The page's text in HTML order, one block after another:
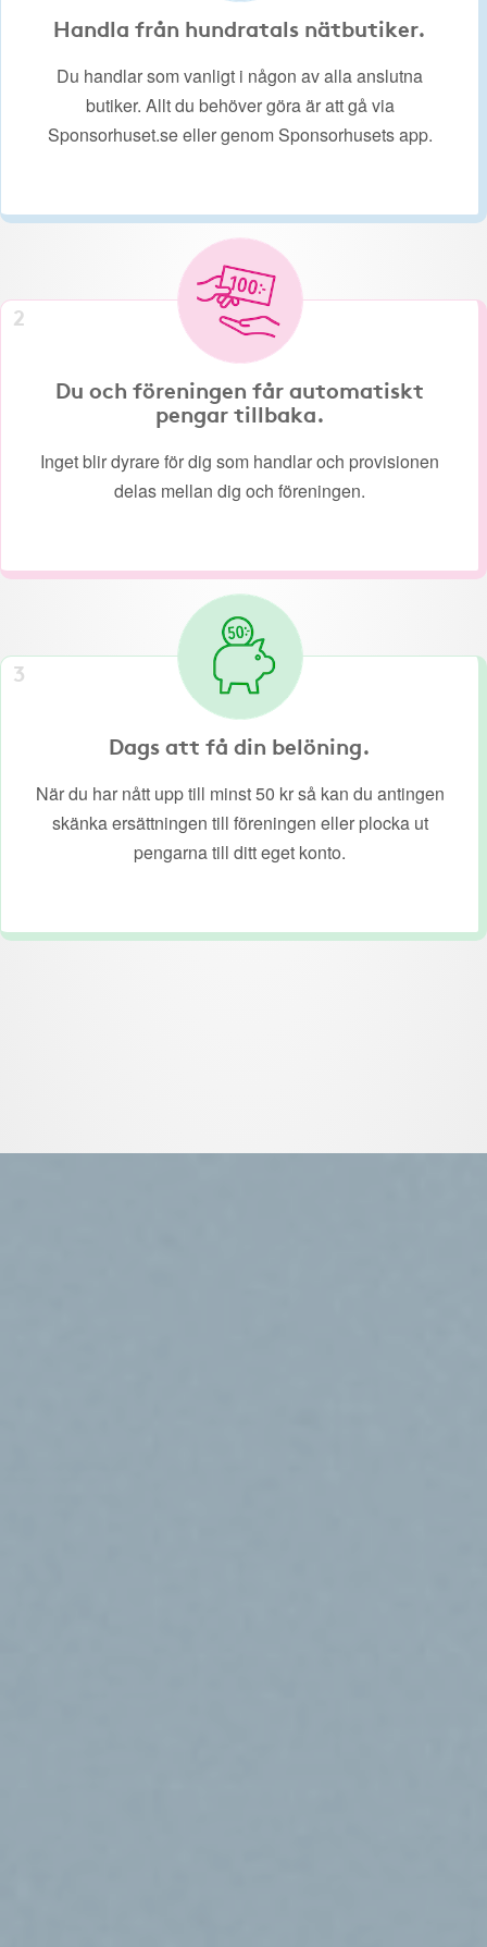
Handla från hundratals nätbutiker.
Du handlar som vanligt i någon av alla anslutna
butiker. Allt du behöver göra är att gå via
Sponsorhuset.se eller genom Sponsorhusets app.
2
Du och föreningen får automatiskt
pengar tillbaka.
Inget blir dyrare för dig som handlar och provisionen
delas mellan dig och föreningen.
3
Dags att få din belöning.
När du har nått upp till minst 50 kr så kan du antingen
skänka ersättningen till föreningen eller plocka ut
pengarna till ditt eget konto.